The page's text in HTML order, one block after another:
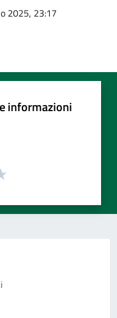
2025, 23:17
informazioni